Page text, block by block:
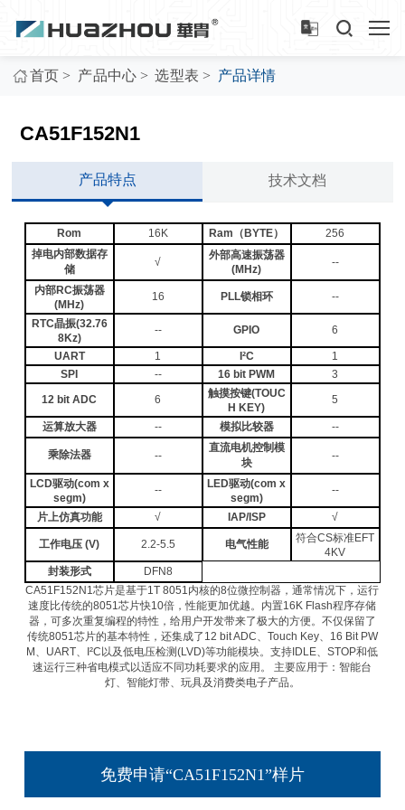
首页 > 产品中心 > 选型表 > 产品详情
CA51F152N1
产品特点 技术文档
Rom 16K Ram（BYTE）
256
掉电内部数据存
储
√
外部高速振荡器
(MHz)
--
内部RC振荡器
(MHz)
16 PLL锁相环 --
RTC晶振(32.76
8Kz)
-- GPIO 6
UART 1 I²C
1
SPI
-- 16 bit PWM
3
12 bit ADC
6
触摸按键(TOUC
H KEY)
5
运算放大器 -- 模拟比较器 --
乘除法器 --
直流电机控制模
块
--
LCD驱动(com x
segm)
--
LED驱动(com x
segm)
--
片上仿真功能 √ IAP/ISP √
工作电压 (V) 2.2-5.5 电气性能
符合CS标准EFT
4KV
封装形式
DFN8
CA51F152N1芯片是基于1T 8051内核的8位微控制器，通常情况下，运行
速度比传统的8051芯片快10倍，性能更加优越。内置16K Flash程序存储
器，可多次重复编程的特性，给用户开发带来了极大的方便。不仅保留了
传统8051芯片的基本特性，还集成了12 bit ADC、Touch Key、16 Bit PW
M、UART、I²C以及低电压检测(LVD)等功能模块。支持IDLE、STOP和低
速运行三种省电模式以适应不同功耗要求的应用。 主要应用于：智能台
灯、智能灯带、玩具及消费类电子产品。
免费申请“CA51F152N1”样片